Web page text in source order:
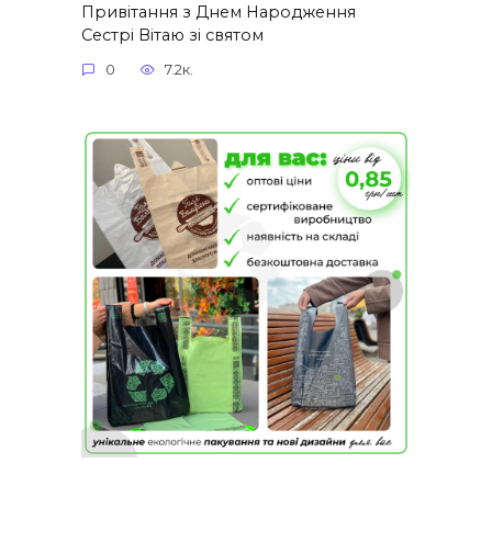
Привітання з Днем Народження
Сестрі Вітаю зі святом
0 7.2к.